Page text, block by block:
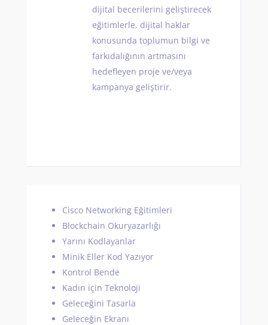
dijital becerilerini geliştirecek
eğitimlerle, dijital haklar
konusunda toplumun bilgi ve
farkıdalığının artmasını
hedefleyen proje ve/veya
kampanya geliştirir.
Cisco Networking Eğitimleri
Blockchain Okuryazarlığı
Yarını Kodlayanlar
Minik Eller Kod Yazıyor
Kontrol Bende
Kadın için Teknoloji
Geleceğini Tasarla
Geleceğin Ekranı